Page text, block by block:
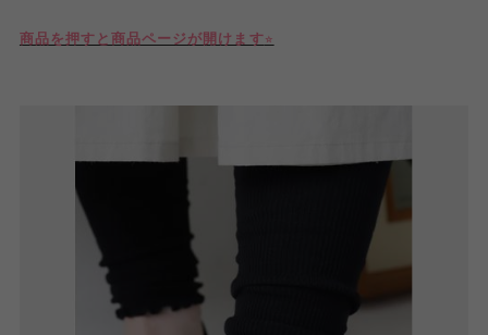
商品を押すと商品ページが開けます⭐︎